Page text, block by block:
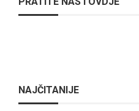
NAJČITANIJE